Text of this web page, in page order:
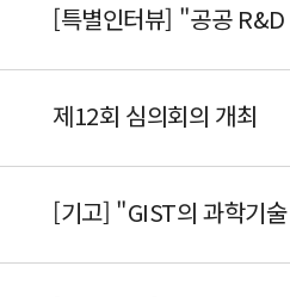
[특별인터뷰] "공공
제12회 심의회의 개최